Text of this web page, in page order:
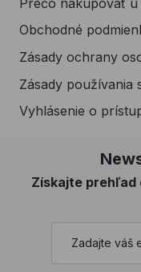
Obchodné
Zásady ochrany
Zásady používania
Vyhlásenie o
Získajte prehľad